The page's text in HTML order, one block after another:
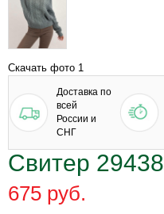
Скачать фото 1
Доставка по
всей
России и
СНГ
Свитер 29438
675 руб.